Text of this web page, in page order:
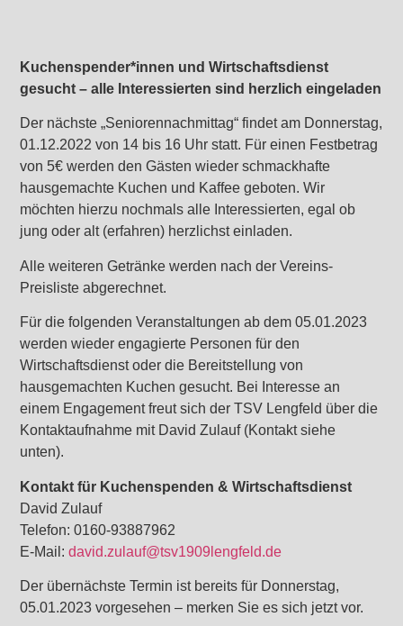
Kuchenspender*innen und Wirtschaftsdienst
gesucht – alle Interessierten sind herzlich eingeladen
Der nächste „Seniorennachmittag“ findet am Donnerstag,
01.12.2022 von 14 bis 16 Uhr statt. Für einen Festbetrag
von 5€ werden den Gästen wieder schmackhafte
hausgemachte Kuchen und Kaffee geboten. Wir
möchten hierzu nochmals alle Interessierten, egal ob
jung oder alt (erfahren) herzlichst einladen.
Alle weiteren Getränke werden nach der Vereins-
Preisliste abgerechnet.
Für die folgenden Veranstaltungen ab dem 05.01.2023
werden wieder engagierte Personen für den
Wirtschaftsdienst oder die Bereitstellung von
hausgemachten Kuchen gesucht. Bei Interesse an
einem Engagement freut sich der TSV Lengfeld über die
Kontaktaufnahme mit David Zulauf (Kontakt siehe
unten).
Kontakt für Kuchenspenden & Wirtschaftsdienst
David Zulauf
Telefon: 0160-93887962
E-Mail:david.zulauf@tsv1909lengfeld.de
Der übernächste Termin ist bereits für Donnerstag,
05.01.2023 vorgesehen – merken Sie es sich jetzt vor.